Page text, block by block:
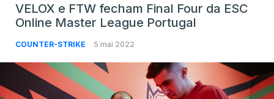
VELOX e FTW fecham Final Four da ESC
Online Master League Portugal
COUNTER-STRIKE 5 mai 2022